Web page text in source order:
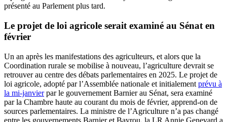
présenté au Parlement plus tard.
Le projet de loi agricole serait examiné au Sénat en
février
Un an après les manifestations des agriculteurs, et alors que la
Coordination rurale se mobilise à nouveau, l’agriculture devrait se
retrouver au centre des débats parlementaires en 2025. Le projet de
loi agricole, adopté par l’Assemblée nationale et initialement prévu à
la mi-janvierpar le gouvernement Barnier au Sénat, sera examiné
par la Chambre haute au courant du mois de février, apprend-on de
sources parlementaires. La ministre de l’Agriculture n’a pas changé
entre les gouvernements Barnier et Bayrou, la LR Annie Genevard a